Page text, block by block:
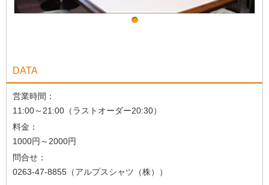
DATA
営業時間：
11:00～21:00（ラストオーダー20:30）
料金：
1000円～2000円
問合せ：
0263-47-8855（アルプスシャツ（株））